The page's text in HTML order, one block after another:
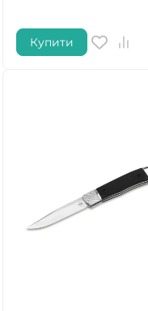
Купити